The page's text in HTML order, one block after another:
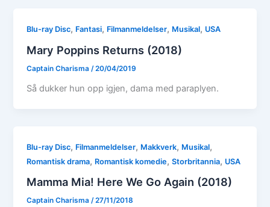
Blu-ray Disc, Fantasi, Filmanmeldelser, Musikal, USA
Mary Poppins Returns (2018)
Captain Charisma/20/04/2019
Så dukker hun opp igjen, dama med paraplyen.
Blu-ray Disc, Filmanmeldelser, Makkverk, Musikal,
Romantisk drama, Romantisk komedie,Storbritannia, USA
Mamma Mia! Here We Go Again (2018)
Captain Charisma/27/11/2018